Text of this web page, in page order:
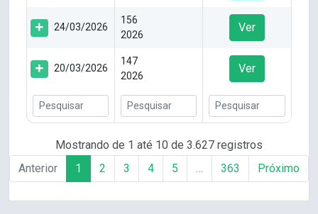
24/03/2026
156
2026
Ver
20/03/2026
147
2026
Ver
Mostrando de 1 até 10 de 3.627 registros
Anterior
1 2 3 4 5 … 363 Próximo